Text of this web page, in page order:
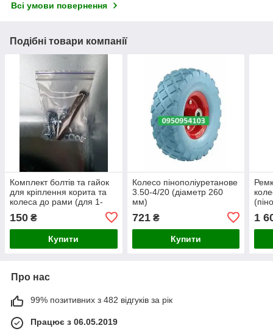
Всі умови повернення
Подібні товари компанії
Комплект болтів та гайок
для кріплення корита та
колеса до рами (для 1-
150 ₴
Купити
Колесо пінополіуретанове
3.50-4/20 (діаметр 260
мм)
721₴
Купити
1
Про нас
99% позитивних з 482 відгуків за рік
Працює з 06.05.2019